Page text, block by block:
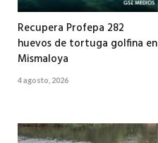
Recupera Profepa 282
huevos de tortuga golfina en
Mismaloya
4 agosto, 2026